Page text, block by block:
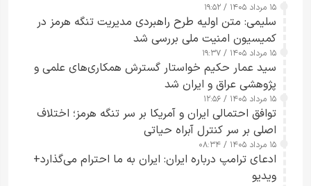
۱۵ مرداد ۱۴۰۵ / ۱۹:۵۲
سلیمی: متن اولیه طرح راهبردی مدیریت تنگه هرمز در
کمیسیون امنیت ملی بررسی شد
۱۵ مرداد ۱۴۰۵ / ۱۹:۳۷
سید عمار حکیم خواستار گسترش همکاری‌های علمی و
پژوهشی عراق و ایران شد
۱۵ مرداد ۱۴۰۵ / ۱۲:۵۶
توافق احتمالی ایران و آمریکا بر سر تنگه هرمز؛ اختلاف
اصلی بر سر کنترل آبراه حیاتی
۱۵ مرداد ۱۴۰۵ / ۰۸:۳۴
ادعای ترامپ درباره ایران: ایران به ما احترام می‌گذارد+
ویدیو